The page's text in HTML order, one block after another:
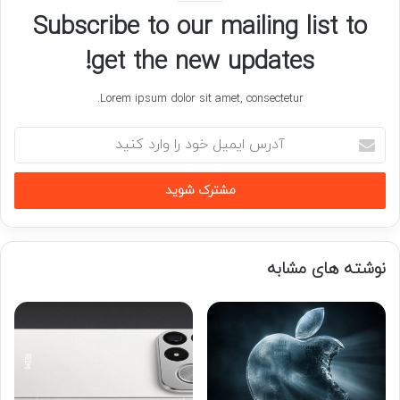
Subscribe to our mailing list to
get the new updates!
Lorem ipsum dolor sit amet, consectetur.
آدرس
ایمیل
خود
وارد
کنید
نوشته های مشابه